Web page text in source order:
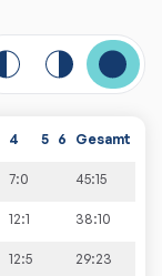
4 5 6 Gesamt
7:0 45:15
12:1 38:10
12:5 29:23